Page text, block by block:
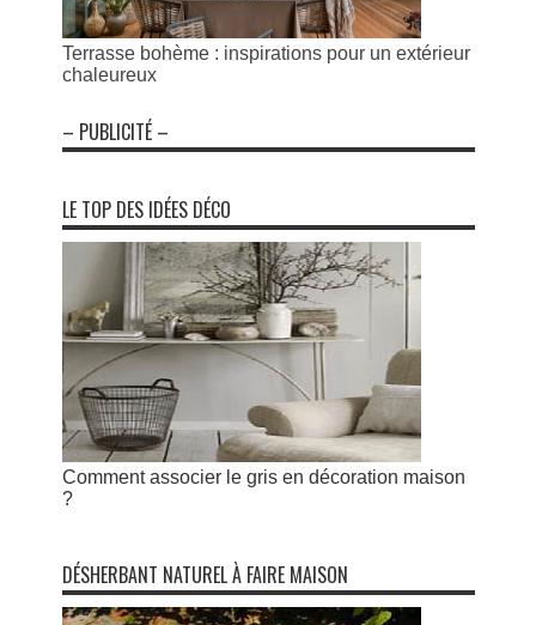
Terrasse bohème : inspirations pour un extérieur
chaleureux
– PUBLICITÉ –
LE TOP DES IDÉES DÉCO
Comment associer le gris en décoration maison
?
DÉSHERBANT NATUREL À FAIRE MAISON